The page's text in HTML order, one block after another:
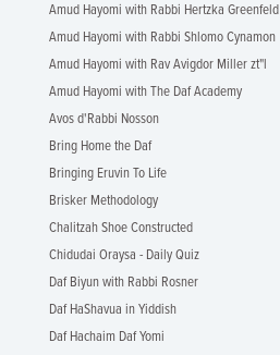
Amud Hayomi with Rabbi Hertzka Greenfeld
Amud Hayomi with Rabbi Shlomo Cynamon
Amud Hayomi with Rav Avigdor Miller zt"l
Amud Hayomi with The Daf Academy
Avos d'Rabbi Nosson
Bring Home the Daf
Bringing Eruvin To Life
Brisker Methodology
Chalitzah Shoe Constructed
Chidudai Oraysa - Daily Quiz
Daf Biyun with Rabbi Rosner
Daf HaShavua in Yiddish
Daf Hachaim Daf Yomi